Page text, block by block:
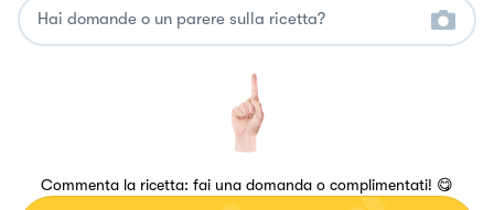
Commenta la ricetta: fai una domanda o complimentati! 😋